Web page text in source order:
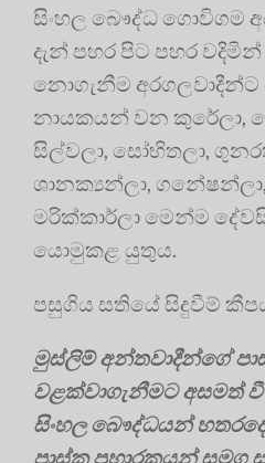
සිංහල බෞද්ධ ගොවිගම
දැන් පහර පිට පහර
නොගැනීම
නායකයන් වන කුරේලා,
සිල්වලා, සෝභිතලා,
ශානක්‍යන්ලා,
මරික්කාර්ලා මෙන්ම
යොමුකළ යුතුය.
පසුගිය සතියේ සිදුවීම්
මුස්ලිම් අන්තවාදීන්ගේ
වළක්වාගැනීමට අසමත්
සිංහල බෞද්ධයන්
පාස්කු ප්‍රහාරකයන්